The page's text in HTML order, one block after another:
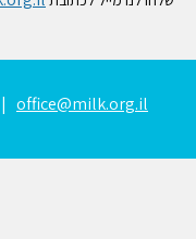
| office@milk.org.il